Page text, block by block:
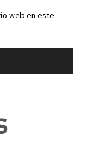
web en este